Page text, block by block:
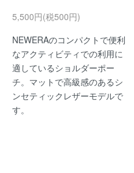
5,500円(税500円)
NEWERAのコンパクトで便利
なアクティビティでの利用に
適しているショルダーポー
チ。マットで高級感のあるシ
ンセティックレザーモデルで
す。